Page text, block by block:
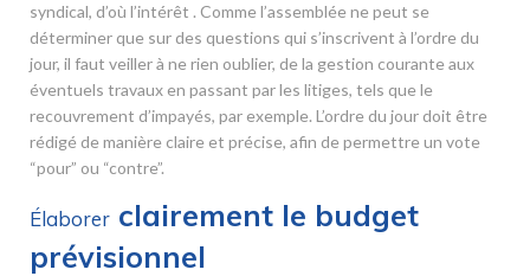
syndical, d’où l’intérêt . Comme l’assemblée ne peut se
déterminer que sur des questions qui s’inscrivent à l’ordre du
jour, il faut veiller à ne rien oublier, de la gestion courante aux
éventuels travaux en passant par les litiges, tels que le
recouvrement d’impayés, par exemple. L’ordre du jour doit être
rédigé de manière claire et précise, afin de permettre un vote
“pour” ou “contre”.
Élaborer clairement le budget
prévisionnel